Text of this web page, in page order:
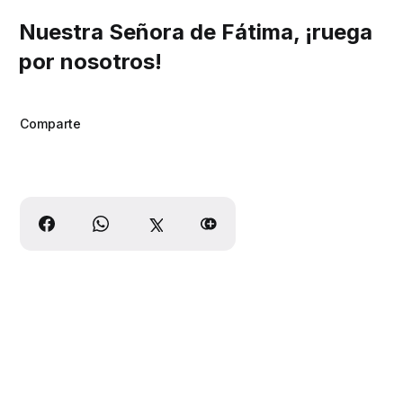
Nuestra Señora de Fátima, ¡ruega
por nosotros!
Comparte